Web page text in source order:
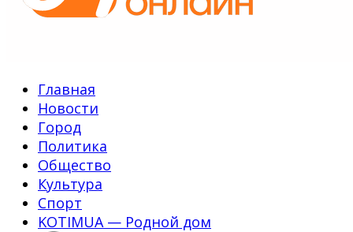
Главная
Новости
Город
Политика
Общество
Культура
Спорт
KOTIMUA — Родной дом